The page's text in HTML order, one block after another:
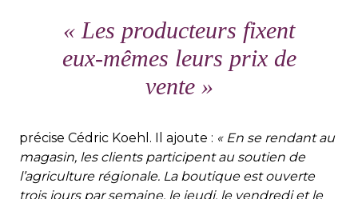
« Les producteurs fixent
eux-mêmes leurs prix de
vente »
précise Cédric Koehl. Il ajoute : « En se rendant au
magasin, les clients participent au soutien de
l’agriculture régionale. La boutique est ouverte
trois jours par semaine, le jeudi, le vendredi et le